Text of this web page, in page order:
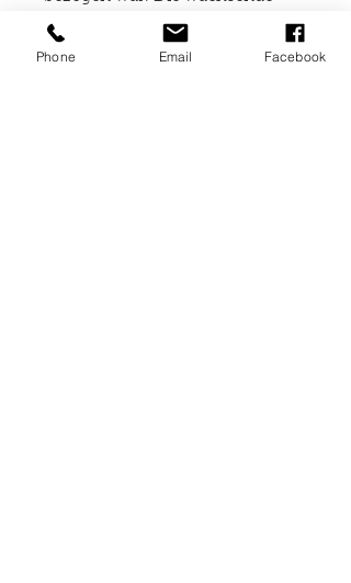
Spannung zwischen der
Rationalität eines
Phone Email Facebook